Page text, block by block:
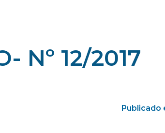
Nº 12/2017
Publicado